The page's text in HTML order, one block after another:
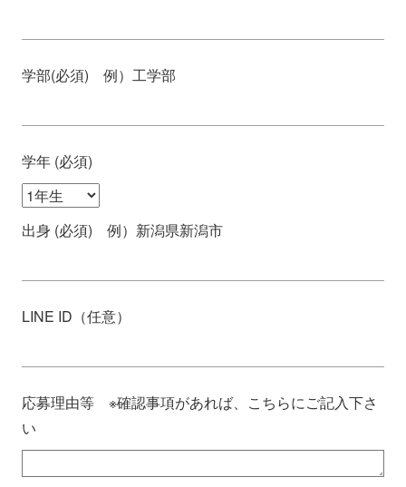
学部(必須) 例）工学部
学年 (必須)
出身 (必須) 例）新潟県新潟市
LINE ID（任意）
応募理由等 ※確認事項があれば、こちらにご記入下さ
い